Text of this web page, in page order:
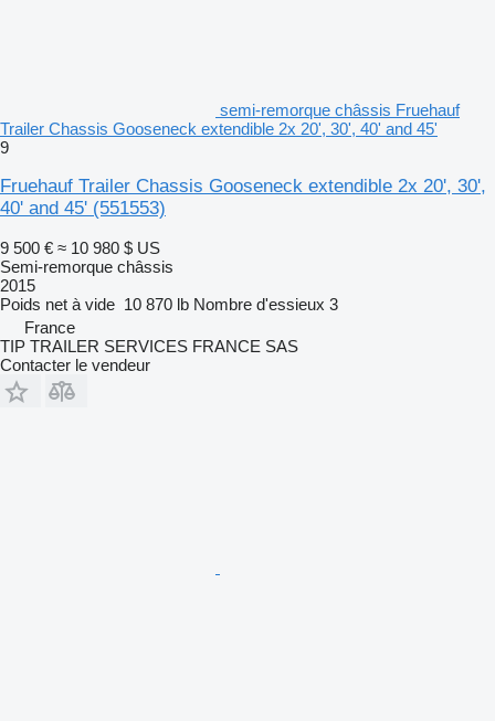
semi-remorque châssis Fruehauf
Trailer Chassis Gooseneck extendible 2x 20', 30', 40' and 45'
9
Fruehauf Trailer Chassis Gooseneck extendible 2x 20', 30',
40' and 45' (551553)
9 500 € ≈ 10 980 $ US
Semi-remorque châssis
2015
Poids net à vide 10 870 lb Nombre d'essieux 3
France
TIP TRAILER SERVICES FRANCE SAS
Contacter le vendeur